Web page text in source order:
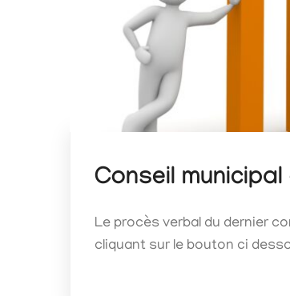
Conseil
Le procès verbal du dernier
cliquant sur le bouton ci